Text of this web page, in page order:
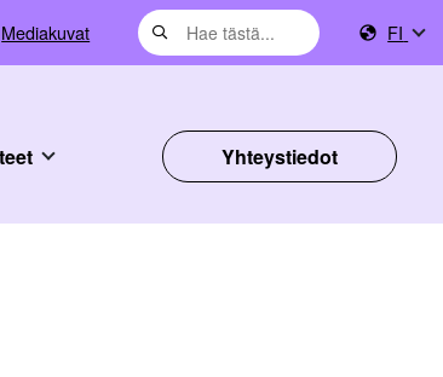
Mediakuvat FI
Yhteystiedot